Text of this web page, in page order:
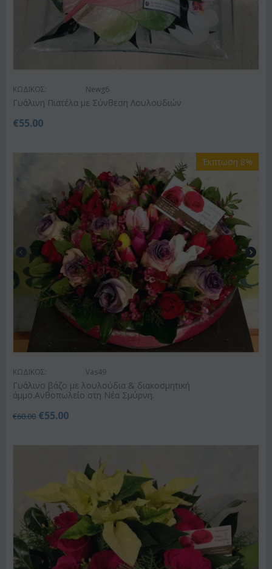
ΚΩΔΙΚΟΣ: Newg6
Γυάλινη Πιατέλα με Σύνθεση Λουλουδιών
€55.00
Έκπτωση 8%
ΚΩΔΙΚΟΣ: Vas49
Γυάλινο βάζο με λουλούδια & διακοσμητική
άμμο.Ανθοπωλείο στη Νέα Σμύρνη.
€60.00 €55.00